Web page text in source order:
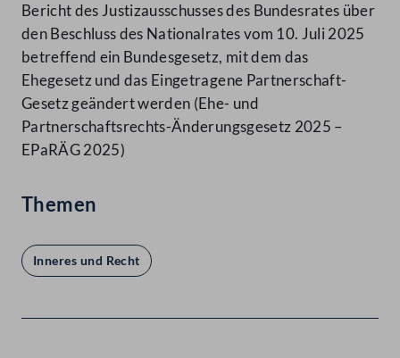
Bericht des Justizausschusses des Bundesrates über
den Beschluss des Nationalrates vom 10. Juli 2025
betreffend ein Bundesgesetz, mit dem das
Ehegesetz und das Eingetragene Partnerschaft-
Gesetz geändert werden (Ehe- und
Partnerschaftsrechts-Änderungsgesetz 2025 –
EPaRÄG 2025)
Themen
Inneres und Recht